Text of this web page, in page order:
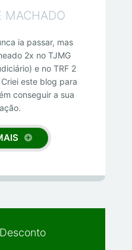
MACHADO
ia passar, mas
2x no TJMG
e no TRF 2
este blog para
conseguir a sua